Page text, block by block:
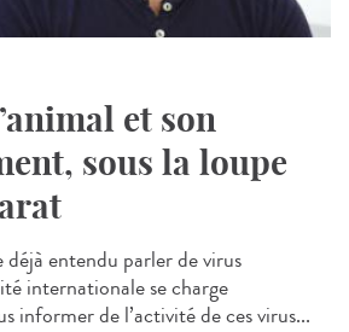
et son
sous la loupe
déjà entendu parler de virus
internationale se charge
informer de l’activité de ces virus...